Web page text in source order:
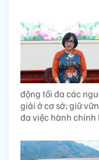
động tối đa các
giải ở cơ sở; giữ
đa việc hành chính